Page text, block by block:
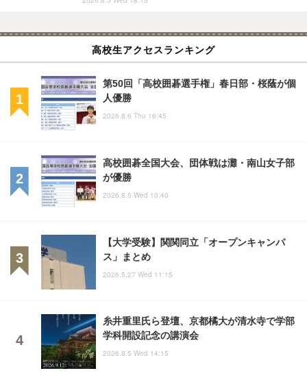
高校生アクセスランキング
第50回「高校囲碁選手権」春日部・桜蔭が個
人優勝
2026.8.6 Thu 16:45
高校囲碁全国大会、団体戦は灘・南山女子部
が優勝
2026.8.5 Wed 10:40
【大学受験】関関同立「オープンキャンパ
ス」まとめ
2026.5.27 Wed 11:15
糸井重里氏ら登壇、京都橘大が清水寺で学部
学科開設記念の講演会
2026.8.5 Wed 14:15